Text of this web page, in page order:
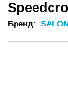
Бренд: